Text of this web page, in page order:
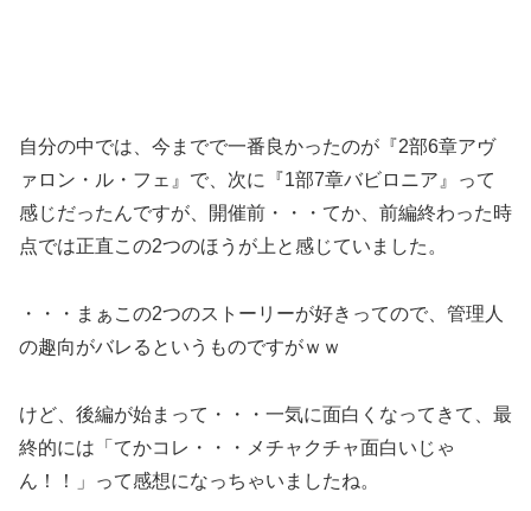
自分の中では、今までで一番良かったのが『2部6章アヴ
ァロン・ル・フェ』で、次に『1部7章バビロニア』って
感じだったんですが、開催前・・・てか、前編終わった時
点では正直この2つのほうが上と感じていました。
・・・まぁこの2つのストーリーが好きってので、管理人
の趣向がバレるというものですがｗｗ
けど、後編が始まって・・・一気に面白くなってきて、最
終的には「てかコレ・・・メチャクチャ面白いじゃ
ん！！」って感想になっちゃいましたね。